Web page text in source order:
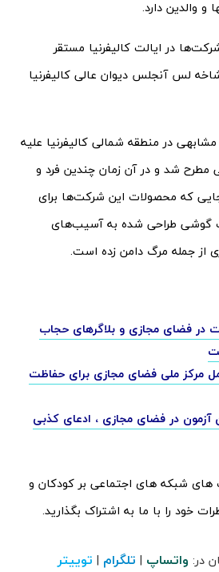
در ایالت کالیفرنیا مستقر
لس آنجلس دیوان عالی کالیفرنیا
شکایت مشابهی در منطقه شمالی کالیفرنیا علیه
شد و در آن زمان چندین فرد و
که محصولات این شرکت‌ها برای
گوشی طراحی شده به آسیب‌های
از جمله مرگ دامن زده است.
در فضای مجازی و بلاگرهای حجاب
مرکز ملی فضای مجازی برای حفاظت
آزمون در فضای مجازی ، ادعای کذبی
شبکه های اجتماعی بر کودکان و
خود را با ما به اشتراک بگذارید.
در: واتساپ | تلگرام | توییتر